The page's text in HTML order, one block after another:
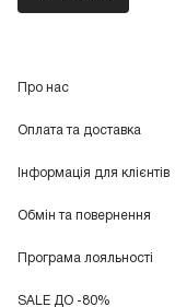
Про нас
Оплата та доставка
Інформація для клієнтів
Обмін та повернення
Програма лояльності
SALE ДО -80%